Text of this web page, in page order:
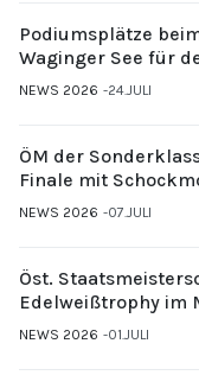
Podiumsplätze
Waginger See für
NEWS 2026 24.JULI
ÖM der
Finale mit
NEWS 2026 07.JULI
Öst.
Edelweißtrophy im
NEWS 2026 01.JULI